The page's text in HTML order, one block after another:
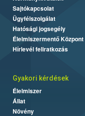
Sajtókapcsolat
Ügyfélszolgálat
Hatósági jogsegély
Élelmiszermentő Központ
Hírlevél feliratkozás
Gyakori kérdések
Élelmiszer
Állat
Növény